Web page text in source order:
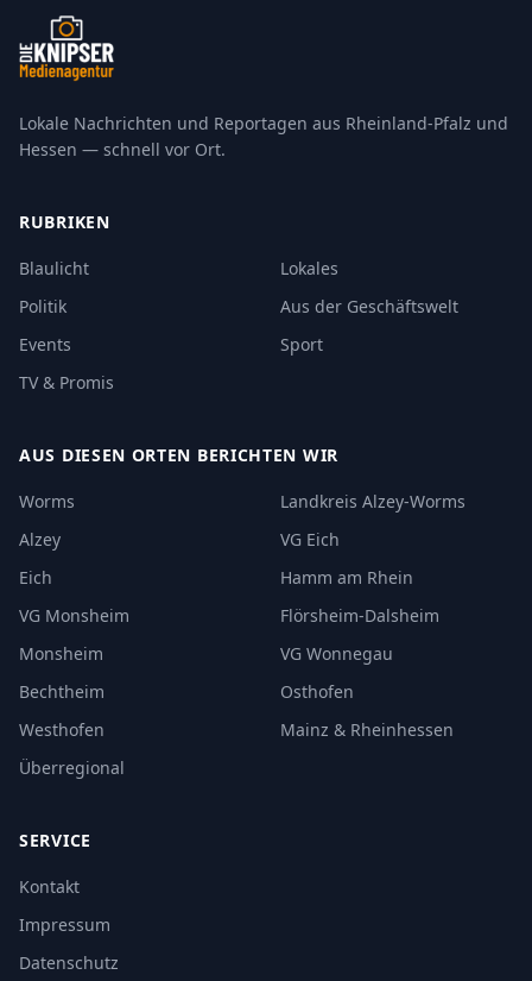
Lokale Nachrichten und Reportagen aus Rheinland-Pfalz und
Hessen — schnell vor Ort.
RUBRIKEN
Blaulicht
Lokales
Politik
Aus der Geschäftswelt
Events
Sport
TV & Promis
AUS DIESEN ORTEN BERICHTEN WIR
Worms
Landkreis Alzey-Worms
Alzey
VG Eich
Eich
Hamm am Rhein
VG Monsheim
Flörsheim-Dalsheim
Monsheim
VG Wonnegau
Bechtheim
Osthofen
Westhofen
Mainz & Rheinhessen
Überregional
SERVICE
Kontakt
Impressum
Datenschutz